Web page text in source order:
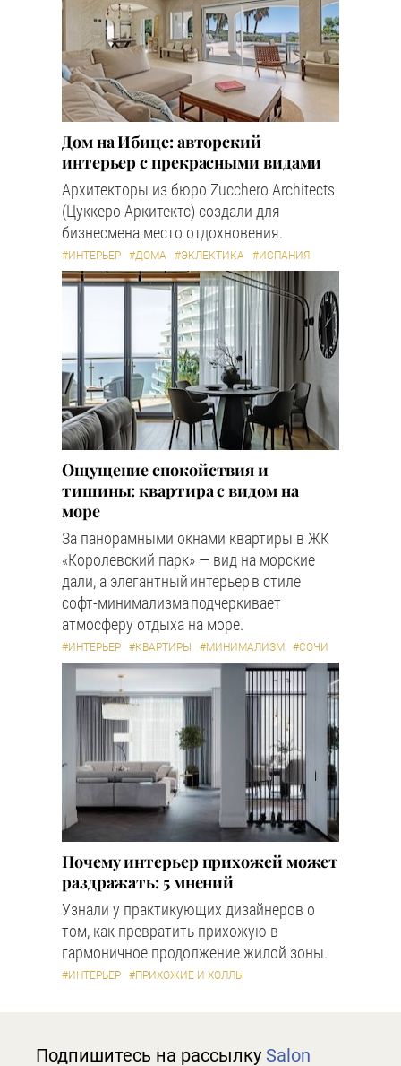
Дом на Ибице: авторский
интерьер с прекрасными видами
Архитекторы из бюро Zucchero Architects
(Цуккеро Аркитектс) создали для
бизнесмена место отдохновения.
#ИНТЕРЬЕР #ДОМА #ЭКЛЕКТИКА #ИСПАНИЯ
Ощущение спокойствия и
тишины: квартира с видом на
море
За панорамными окнами квартиры в ЖК
«Королевский парк» — вид на морские
дали, а элегантный интерьер в стиле
софт-минимализма подчеркивает
атмосферу отдыха на море.
#ИНТЕРЬЕР #КВАРТИРЫ #МИНИМАЛИЗМ #СОЧИ
Почему интерьер прихожей может
раздражать: 5 мнений
Узнали у практикующих дизайнеров о
том, как превратить прихожую в
гармоничное продолжение жилой зоны.
#ИНТЕРЬЕР #ПРИХОЖИЕ И ХОЛЛЫ
Подпишитесь на рассылку Salon